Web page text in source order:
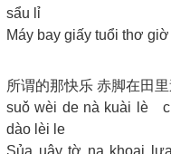
sẩu lỉ
Máy bay giấy tuổi thơ
所谓的那快乐 赤脚在田
suǒ wèi de nà kuài lè
dào lèi le
Sủa uây tờ na khoai